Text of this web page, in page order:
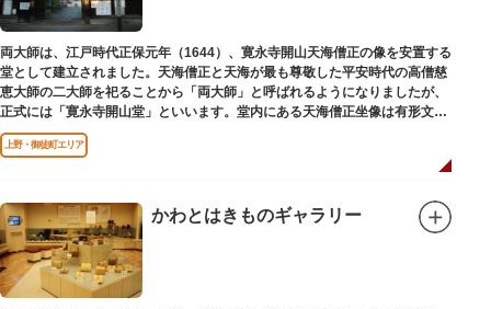
両大師は、江戸時代正保元年（1644）、寛永寺開山天海僧正の像を安置する
堂として建立されました。天海僧正と天海が最も尊敬した平安時代の高僧慈
恵大師の二大師を祀ることから「両大師」と呼ばれるようになりましたが、
正式には「寛永寺開山堂」といいます。堂内にある天海僧正坐像は有形文化
財に指定されています。
上野・御徒町エリア
かわとはきものギャラリー